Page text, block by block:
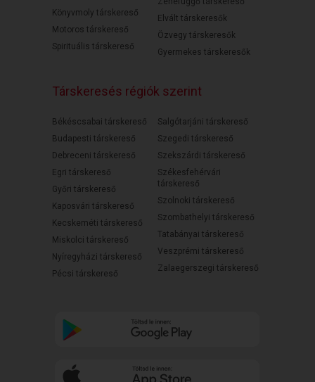
Könyvmoly társkereső
Motoros társkereső
Spirituális társkereső
Elvált társkeresők
Özvegy társkeresők
Gyermekes társkeresők
Társkeresés régiók szerint
Békéscsabai társkereső
Budapesti társkereső
Debreceni társkereső
Egri társkereső
Győri társkereső
Kaposvári társkereső
Kecskeméti társkereső
Miskolci társkereső
Nyíregyházi társkereső
Pécsi társkereső
Salgótarjáni társkereső
Szegedi társkereső
Szekszárdi társkereső
Székesfehérvári
társkereső
Szolnoki társkereső
Szombathelyi társkereső
Tatabányai társkereső
Veszprémi társkereső
Zalaegerszegi társkereső